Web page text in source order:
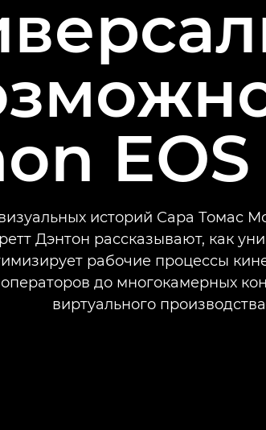
историй Сара Томас
Дэнтон рассказывают, как
рабочие процессы
до многокамерных
виртуального